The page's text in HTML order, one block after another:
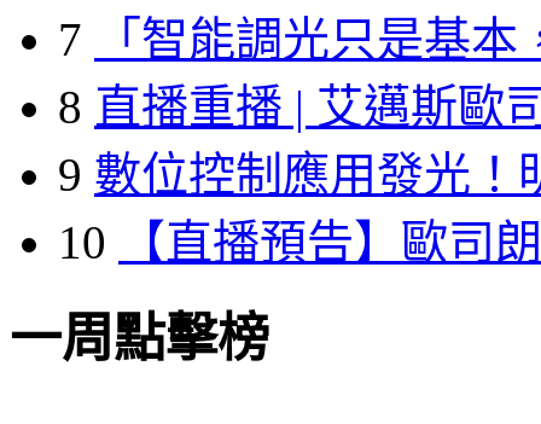
7
「智能調光只是基本
8 直播重播 | 艾邁斯歐
9 數位控制應用發光！
10
【直播預告】歐司
一周點擊榜